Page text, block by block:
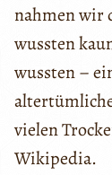
nahmen wir
wussten
wussten –
vielen
Wikipedia.